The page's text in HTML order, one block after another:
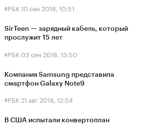
#РБК10 сен 2018, 10:51
SirTeen — зарядный кабель, который
прослужит 15 лет
#РБК 03 сен 2018, 13:50
Компания Samsung представила
смартфон Galaxy Note9
#РБК 21 авг 2018, 12:54
В США испытали конвертоплан